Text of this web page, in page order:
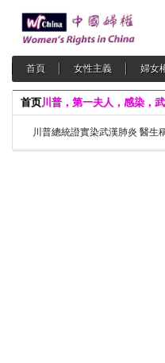
首頁 女性主義 婦女
首页川普，第一夫人，感染，
川普總統證實染武漢肺炎 醫生